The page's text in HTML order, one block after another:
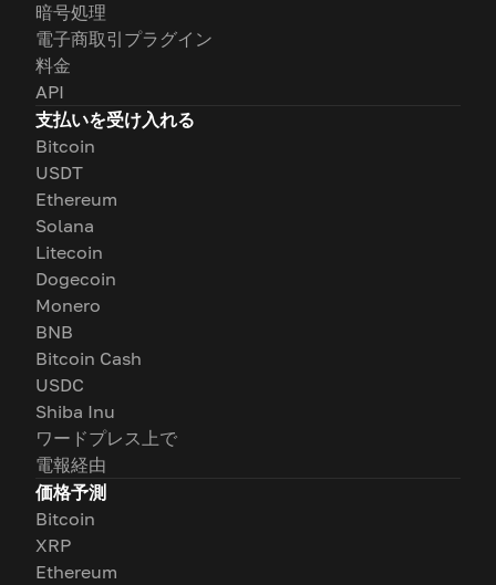
暗号処理
電子商取引プラグイン
料金
API
支払いを受け入れる
Bitcoin
USDT
Ethereum
Solana
Litecoin
Dogecoin
Monero
BNB
Bitcoin Cash
USDC
Shiba Inu
ワードプレス上で
電報経由
価格予測
Bitcoin
XRP
Ethereum